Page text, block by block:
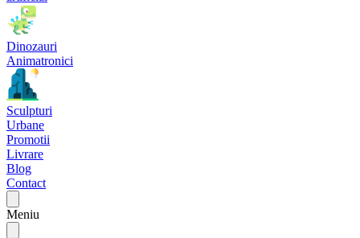
Dinozauri
Animatronici
Sculpturi
Urbane
Promotii
Livrare
Blog
Contact
Meniu